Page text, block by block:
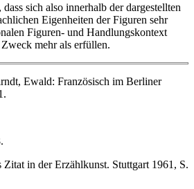
sich also innerhalb der dargestellten
Eigenheiten der Figuren sehr
Figuren- und Handlungskontext
mehr als erfüllen.
Ewald: Französisch im Berliner
in der Erzählkunst. Stuttgart 1961, S.